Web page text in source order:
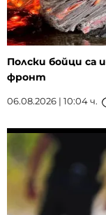
Полски бойци са
фронт
06.08.2026 | 10:04 ч.